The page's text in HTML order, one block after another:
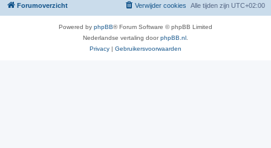
Forumoverzicht Alle tijden zijn UTC+02:00
Verwijder cookies
Powered by phpBB® Forum Software © phpBB Limited
Nederlandse vertaling doorphpBB.nl
Privacy | Gebruikersvoorwaarden